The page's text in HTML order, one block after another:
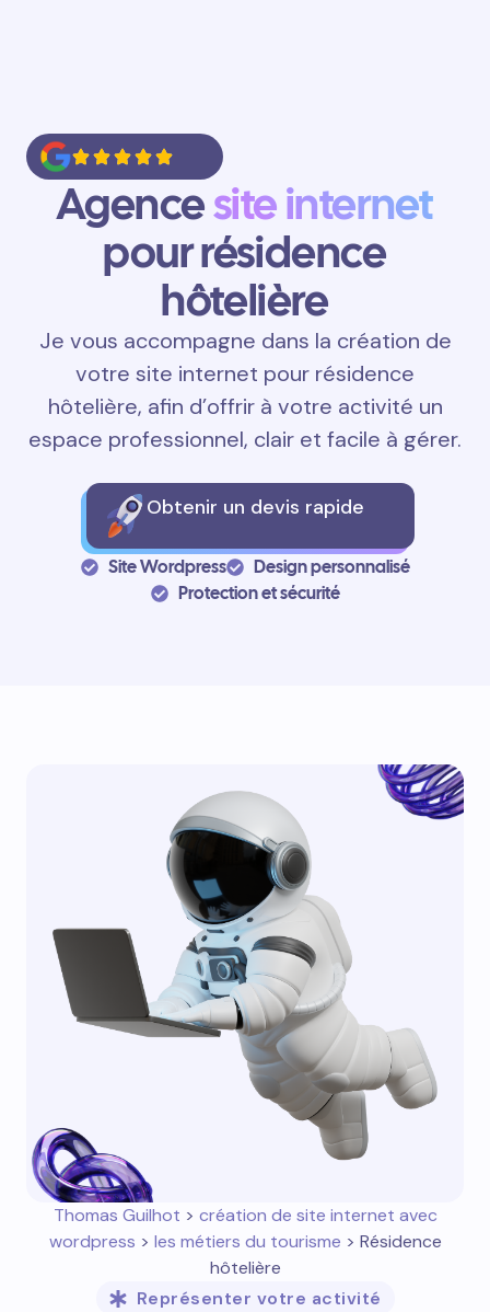
Agencesite internet
pour résidence
hôtelière
Je vous accompagne dans la création de
votre site internet pour résidence
hôtelière, afin d’offrir à votre activité un
espace professionnel, clair et facile à gérer.
Obtenir un devis rapide
Site Wordpress
Design personnalisé
Protection et sécurité
Thomas Guilhot > création de site internet avec
wordpress > les métiers du tourisme > Résidence
hôtelière
Représenter votre activité